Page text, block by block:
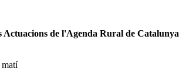
Actuacions de l'Agenda Rural de Catalunya
matí